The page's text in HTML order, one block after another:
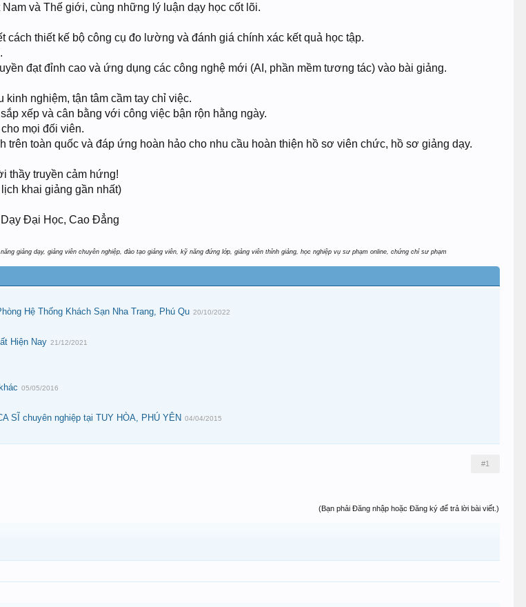
và Thế giới, cùng những lý luận dạy học cốt lõi.
thiết kế bộ công cụ đo lường và đánh giá chính xác kết quả học tập.
đạt đỉnh cao và ứng dụng các công nghệ mới (AI, phần mềm tương tác) vào bài giảng.
kinh nghiệm, tận tâm cầm tay chỉ việc.
xếp và cân bằng với công việc bận rộn hằng ngày.
mọi đối viên.
trên toàn quốc và đáp ứng hoàn hảo cho nhu cầu hoàn thiện hồ sơ viên chức, hồ sơ giảng dạy.
thầy truyền cảm hứng!
khai giảng gần nhất)
giảng dạy, giảng viên chuyên nghiệp, đào tạo giảng viên, kỹ năng đứng lớp, giảng viên thỉnh giảng, học nghiệp vụ sư phạm online, chứng chỉ sư phạm
Hệ Thống Khách Sạn Nha Trang, Phú Qu 20/10/2022
Hiện Nay 21/12/2021
05/05/2016
SĨ chuyên nghiệp tại TUY HÒA, PHÚ YÊN 04/04/2015
#1
(Bạn phải Đăng nhập hoặc Đăng ký để trả lời bài viết.)